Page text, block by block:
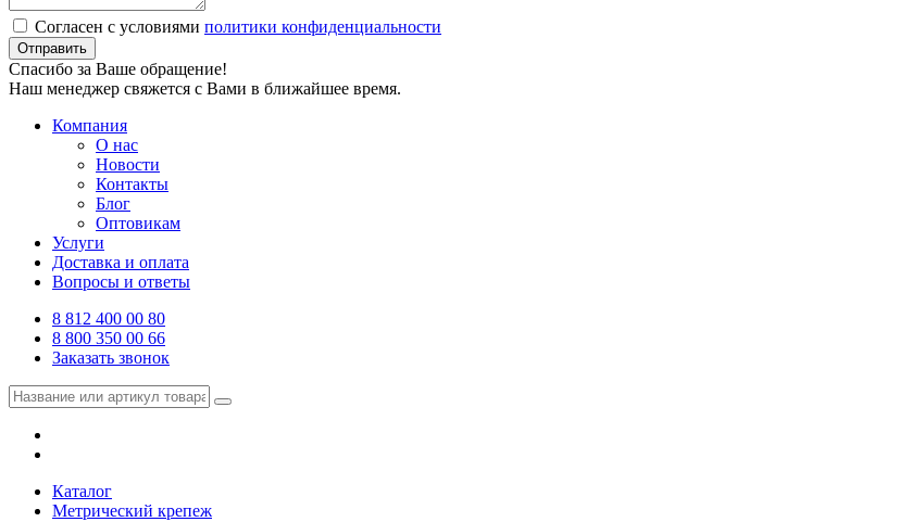
Согласен с условиями политики конфиденциальности
Отправить
Спасибо за Ваше обращение!
Наш менеджер свяжется с Вами в ближайшее время.
Компания
О нас
Новости
Контакты
Блог
Оптовикам
Услуги
Доставка и оплата
Вопросы и ответы
8 812 400 00 80
8 800 350 00 66
Заказать звонок
Каталог
Метрический крепеж